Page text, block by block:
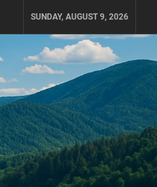
SUNDAY, AUGUST 9, 2026